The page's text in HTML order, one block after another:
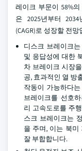
레이크 부문이 58%
은 2025년부터
(CAGR)로 성장할 전망
디스크 브레이크
및 응답성에 대한
차 브레이크 시장
공, 효과적인 열 방
작동이 가능하다
브레이크를 선호
리 고속도로를 주
스크 브레이크는
을 주며, 이는 북
잘 부합합니다.